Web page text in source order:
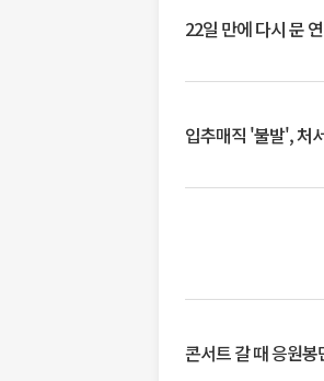
22일 만에 다시 문
입추매직 '불발', 처
콘서트 갈 때 응원